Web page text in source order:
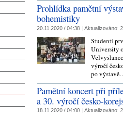
Prohlídka pamětní
bohemistiky
20.11.2020 / 04:38 | Aktualizováno:
Studenti
University
výročí
po
Pamětní koncert při
a 30. výročí česko-
18.11.2020 / 04:00 | Aktualizováno: